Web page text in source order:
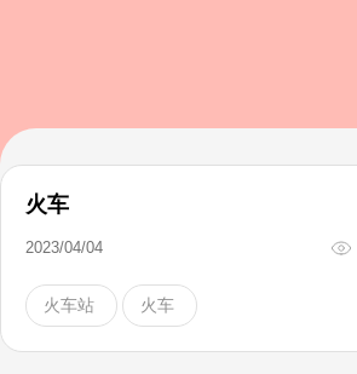
火车
2023/04/04
火车站 火车